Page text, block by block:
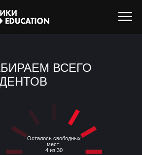
Осталось свободных
мест:
4 из 30
ВСЕГО